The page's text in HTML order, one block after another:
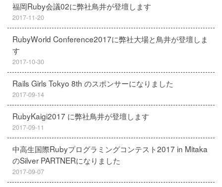
福岡Ruby会議02に弊社鳥井が登壇します
2017-11-20
RubyWorld Conference2017に弊社大場と鳥井が登壇しま
す
2017-10-30
Rails Girls Tokyo 8th のスポンサーになりました
2017-09-14
RubyKaigi2017 に弊社鳥井が登壇します
2017-09-11
中高生国際Rubyプログラミングコンテスト2017 in Mitaka
のSilver PARTNERになりました
2017-09-07